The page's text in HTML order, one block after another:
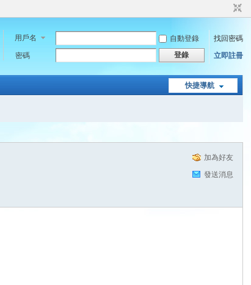
用戶名 自動登錄
找回密碼
密碼
登錄 立即註冊
快捷導航
加為好友
發送消息